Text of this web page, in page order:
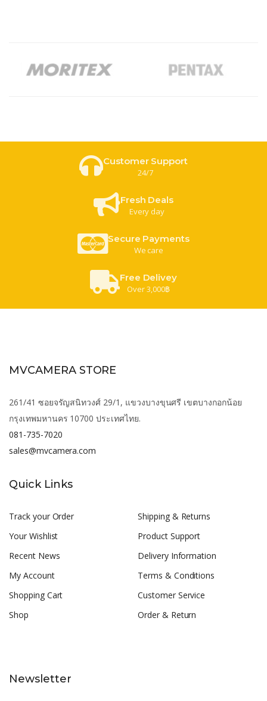
Customer Support
24/7
Fresh Deals
Every day
Secure Payments
We care
Free Delivey
Over 3,000฿
MVCAMERA STORE
261/41 ซอยจรัญสนิทวงศ์ 29/1, แขวงบางขุนศรี เขตบางกอกน้อย
กรุงเทพมหานคร 10700 ประเทศไทย.
081-735-7020
sales@mvcamera.com
Quick Links
Track your Order
Your Wishlist
Recent News
My Account
Shopping Cart
Shop
Shipping & Returns
Product Support
Delivery Information
Terms & Conditions
Customer Service
Order & Return
Newsletter